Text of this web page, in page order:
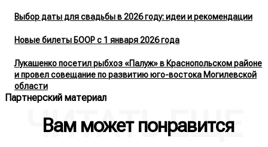
Выбор даты для свадьбы в 2026 году: идеи и рекомендации
Новые билеты БООР с 1 января 2026 года
Лукашенко посетил рыбхоз «Палуж» в Краснопольском районе
и провел совещание по развитию юго-востока Могилевской
области
Партнерский материал
Вам может понравится
ЧИТАТЬ ЕЩЕ